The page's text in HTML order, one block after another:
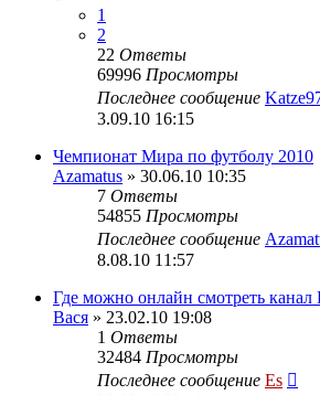
1
2
22 Ответы
69996 Просмотры
Последнее сообщение
3.09.10 16:15
Чемпионат Мира по футболу 2010
Azamatus » 30.06.10 10:35
7 Ответы
54855 Просмотры
Последнее сообщение
8.08.10 11:57
Где можно онлайн смотреть канал
Вася » 23.02.10 19:08
1 Ответы
32484 Просмотры
Последнее сообщение Es